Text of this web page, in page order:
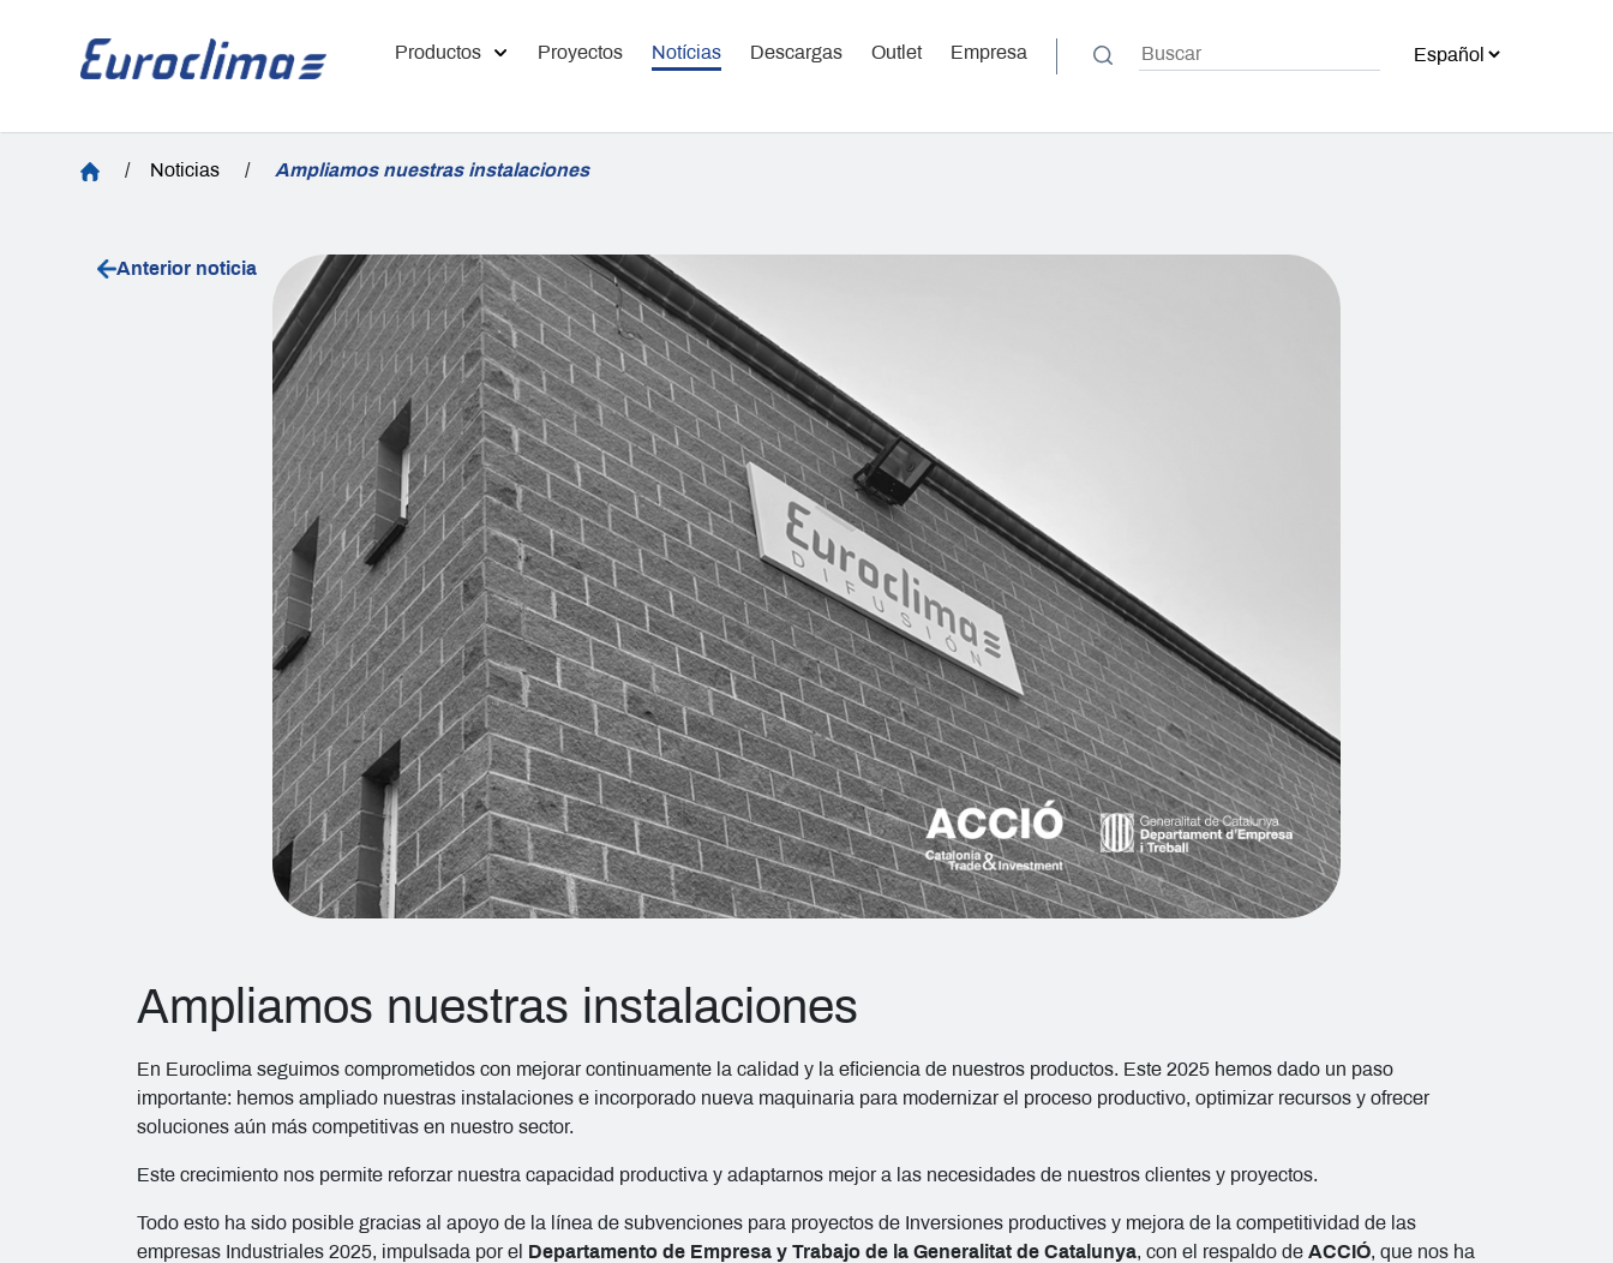
Productos Proyectos Notícias Descargas Outlet Empresa
/ Noticias / Ampliamos nuestras instalaciones
Anterior noticia
Ampliamos nuestras instalaciones
En Euroclima seguimos comprometidos con mejorar continuamente la calidad y la eficiencia de nuestros productos. Este 2025 hemos dado un paso
importante: hemos ampliado nuestras instalaciones e incorporado nueva maquinaria para modernizar el proceso productivo, optimizar recursos y ofrecer
soluciones aún más competitivas en nuestro sector.
Este crecimiento nos permite reforzar nuestra capacidad productiva y adaptarnos mejor a las necesidades de nuestros clientes y proyectos.
Todo esto ha sido posible gracias al apoyo de la línea de subvenciones para proyectos de Inversiones productives y mejora de la competitividad de las
empresas Industriales 2025, impulsada por el Departamento de Empresa y Trabajo de la Generalitat de Catalunya, con el respaldo de ACCIÓ, que nos ha